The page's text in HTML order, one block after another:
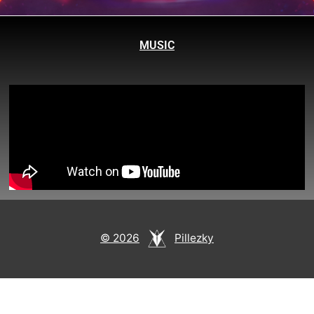
MUSIC
© 2026 Pillezky